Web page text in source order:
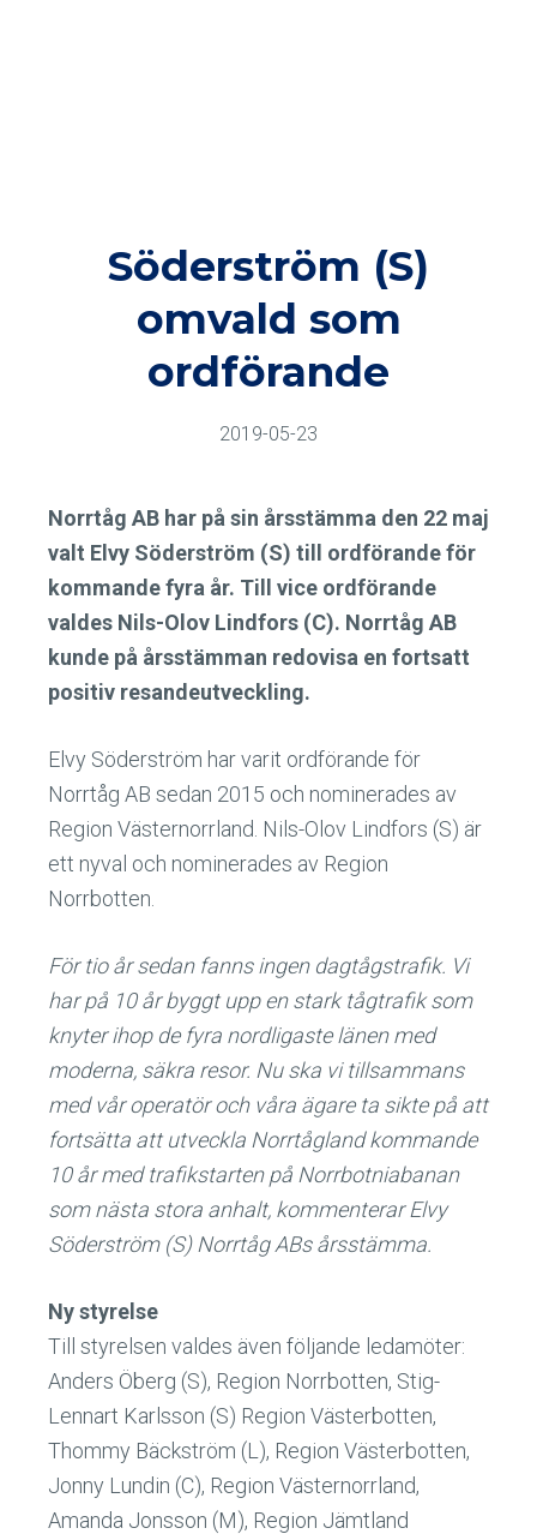
Söderström (S)
omvald som
ordförande
2019-05-23
Norrtåg AB har på sin årsstämma den 22 maj
valt Elvy Söderström (S) till ordförande för
kommande fyra år. Till vice ordförande
valdes Nils-Olov Lindfors (C). Norrtåg AB
kunde på årsstämman redovisa en fortsatt
positiv resandeutveckling.
Elvy Söderström har varit ordförande för
Norrtåg AB sedan 2015 och nominerades av
Region Västernorrland. Nils-Olov Lindfors (S) är
ett nyval och nominerades av Region
Norrbotten.
För tio år sedan fanns ingen dagtågstrafik. Vi
har på 10 år byggt upp en stark tågtrafik som
knyter ihop de fyra nordligaste länen med
moderna, säkra resor. Nu ska vi tillsammans
med vår operatör och våra ägare ta sikte på att
fortsätta att utveckla Norrtågland kommande
10 år med trafikstarten på Norrbotniabanan
som nästa stora anhalt, kommenterar Elvy
Söderström (S) Norrtåg ABs årsstämma.
Ny styrelse
Till styrelsen valdes även följande ledamöter:
Anders Öberg (S), Region Norrbotten, Stig-
Lennart Karlsson (S) Region Västerbotten,
Thommy Bäckström (L), Region Västerbotten,
Jonny Lundin (C), Region Västernorrland,
Amanda Jonsson (M), Region Jämtland